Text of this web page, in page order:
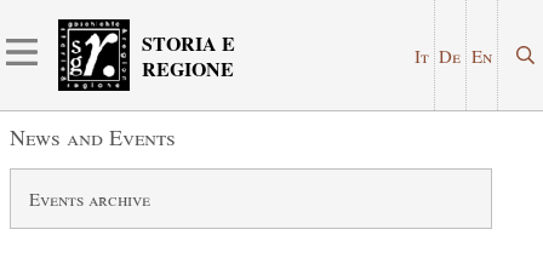
STORIA E
REGIONE
It De En
News and Events
Events archive